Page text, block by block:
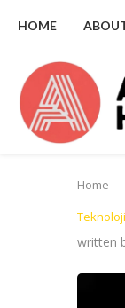
HOME
Home
Teknoloji
written